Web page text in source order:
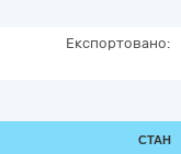
Експортовано:
СТАН